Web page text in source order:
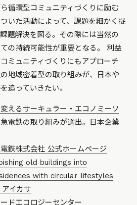
循環型コミュニティづくりに励む
いた活動によって、課題を細かく捉
題解決を図る。その際には当然の
の持続可能性が重要となる。 利益
ミュニティづくりにもアプローチ
地域密着型の取り組みが、日本や
追っていきたい。
変えるサーキュラー・エコノミーソ
電鉄の取り組みが選出。日本企業
鉄株式会社 公式ホームページ
old buildings into
with circular lifestyles
イカサ
ードエコロジーセンター